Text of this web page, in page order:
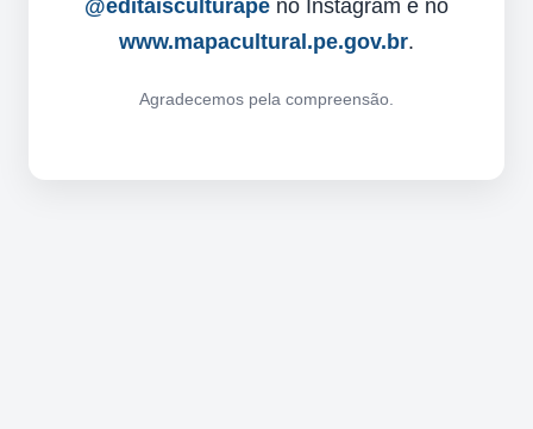
@editaisculturape no Instagram e no
www.mapacultural.pe.gov.br.
Agradecemos pela compreensão.